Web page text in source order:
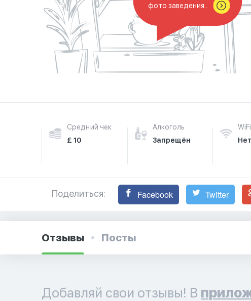
фото заведения..
Средний чек
£ 10
Алкоголь
Запрещён
WiFi
Нет
Поделиться: Facebook Twitter
Отзывы Посты
Добавляй свои отзывы! В